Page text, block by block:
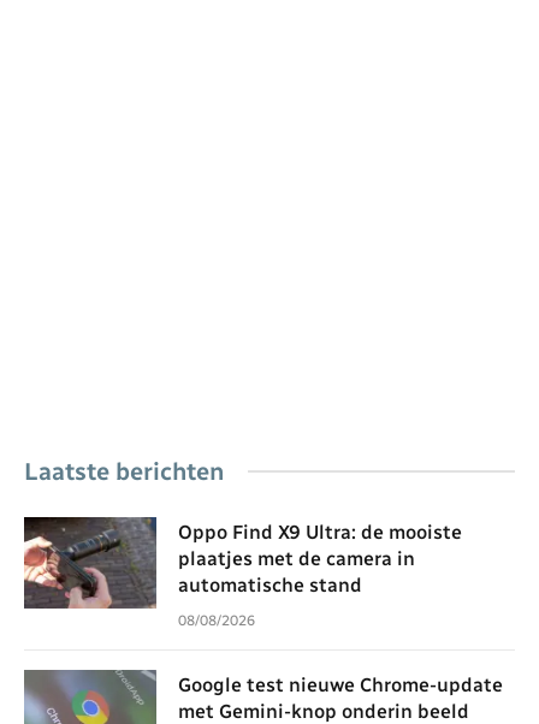
Laatste berichten
Oppo Find X9 Ultra: de mooiste
plaatjes met de camera in
automatische stand
08/08/2026
Google test nieuwe Chrome-update
met Gemini-knop onderin beeld